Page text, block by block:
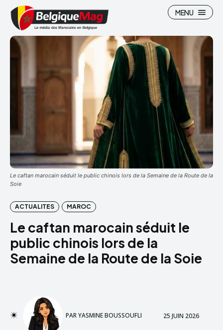
Search
Search
MENU
Le caftan marocain séduit le public chinois lors de la Semaine de la Route de la
Soie
ACTUALITES MAROC
Le caftan marocain séduit le
public chinois lors de la
Semaine de la Route de la Soie
PARYASMINE BOUSSOUFLI 25 JUIN 2026